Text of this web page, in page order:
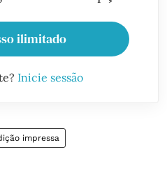
ilimitado
Inicie sessão
impressa